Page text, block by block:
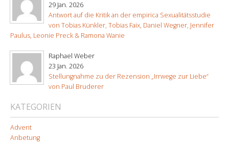
29 Jan. 2026
Antwort auf die Kritik an der empirica Sexualitätsstudie
von Tobias Künkler, Tobias Faix, Daniel Wegner, Jennifer
Paulus, Leonie Preck & Ramona Wanie
Raphael Weber
23 Jan. 2026
Stellungnahme zu der Rezension „Irrwege zur Liebe“
von Paul Bruderer
KATEGORIEN
Advent
Anbetung